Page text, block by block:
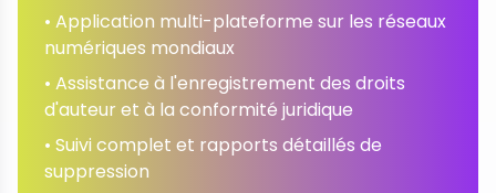
• Application multi-plateforme sur les réseaux
numériques mondiaux
• Assistance à l'enregistrement des droits
d'auteur et à la conformité juridique
• Suivi complet et rapports détaillés de
suppression